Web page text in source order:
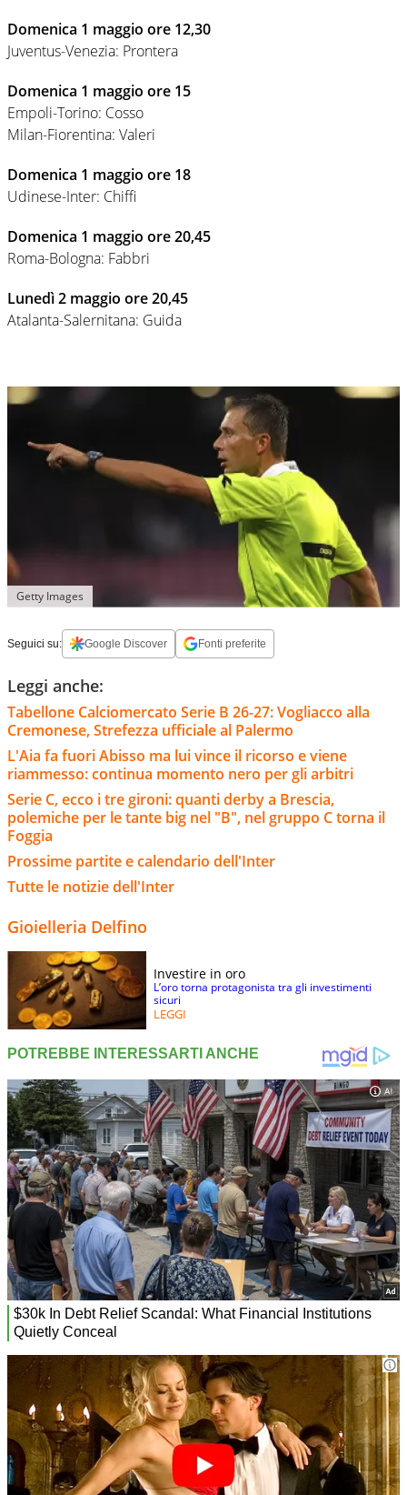
Domenica 1 maggio ore 12,30
Juventus-Venezia: Prontera
Domenica 1 maggio ore 15
Empoli-Torino: Cosso
Milan-Fiorentina: Valeri
Domenica 1 maggio ore 18
Udinese-Inter: Chiffi
Domenica 1 maggio ore 20,45
Roma-Bologna: Fabbri
Lunedì 2 maggio ore 20,45
Atalanta-Salernitana: Guida
Getty Images
Seguici su: Google Discover Fonti preferite
Leggi anche:
Tabellone Calciomercato Serie B 26-27: Vogliacco alla
Cremonese, Strefezza ufficiale al Palermo
L'Aia fa fuori Abisso ma lui vince il ricorso e viene
riammesso: continua momento nero per gli arbitri
Serie C, ecco i tre gironi: quanti derby a Brescia,
polemiche per le tante big nel "B", nel gruppo C torna il
Foggia
Prossime partite e calendario dell'Inter
Tutte le notizie dell'Inter
Gioielleria Delfino
Investire in oro
L’oro torna protagonista tra gli investimenti
sicuri
LEGGI